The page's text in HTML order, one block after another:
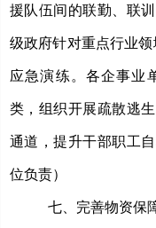
援队伍间的联勤、联
级政府针对重点行业
应急演练。各企事业
类，组织开展疏散逃
通道，提升干部职工
位负责）
七、完善物资保